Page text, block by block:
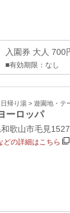
入園券 大人 700
■有効期限：なし
帰り湯 > 遊園地・テ
ーロッパ
和歌山市毛見
どの詳細はこちら